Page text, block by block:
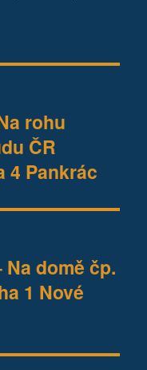
rohu
ČR
4 Pankrác
domě čp.
1 Nové